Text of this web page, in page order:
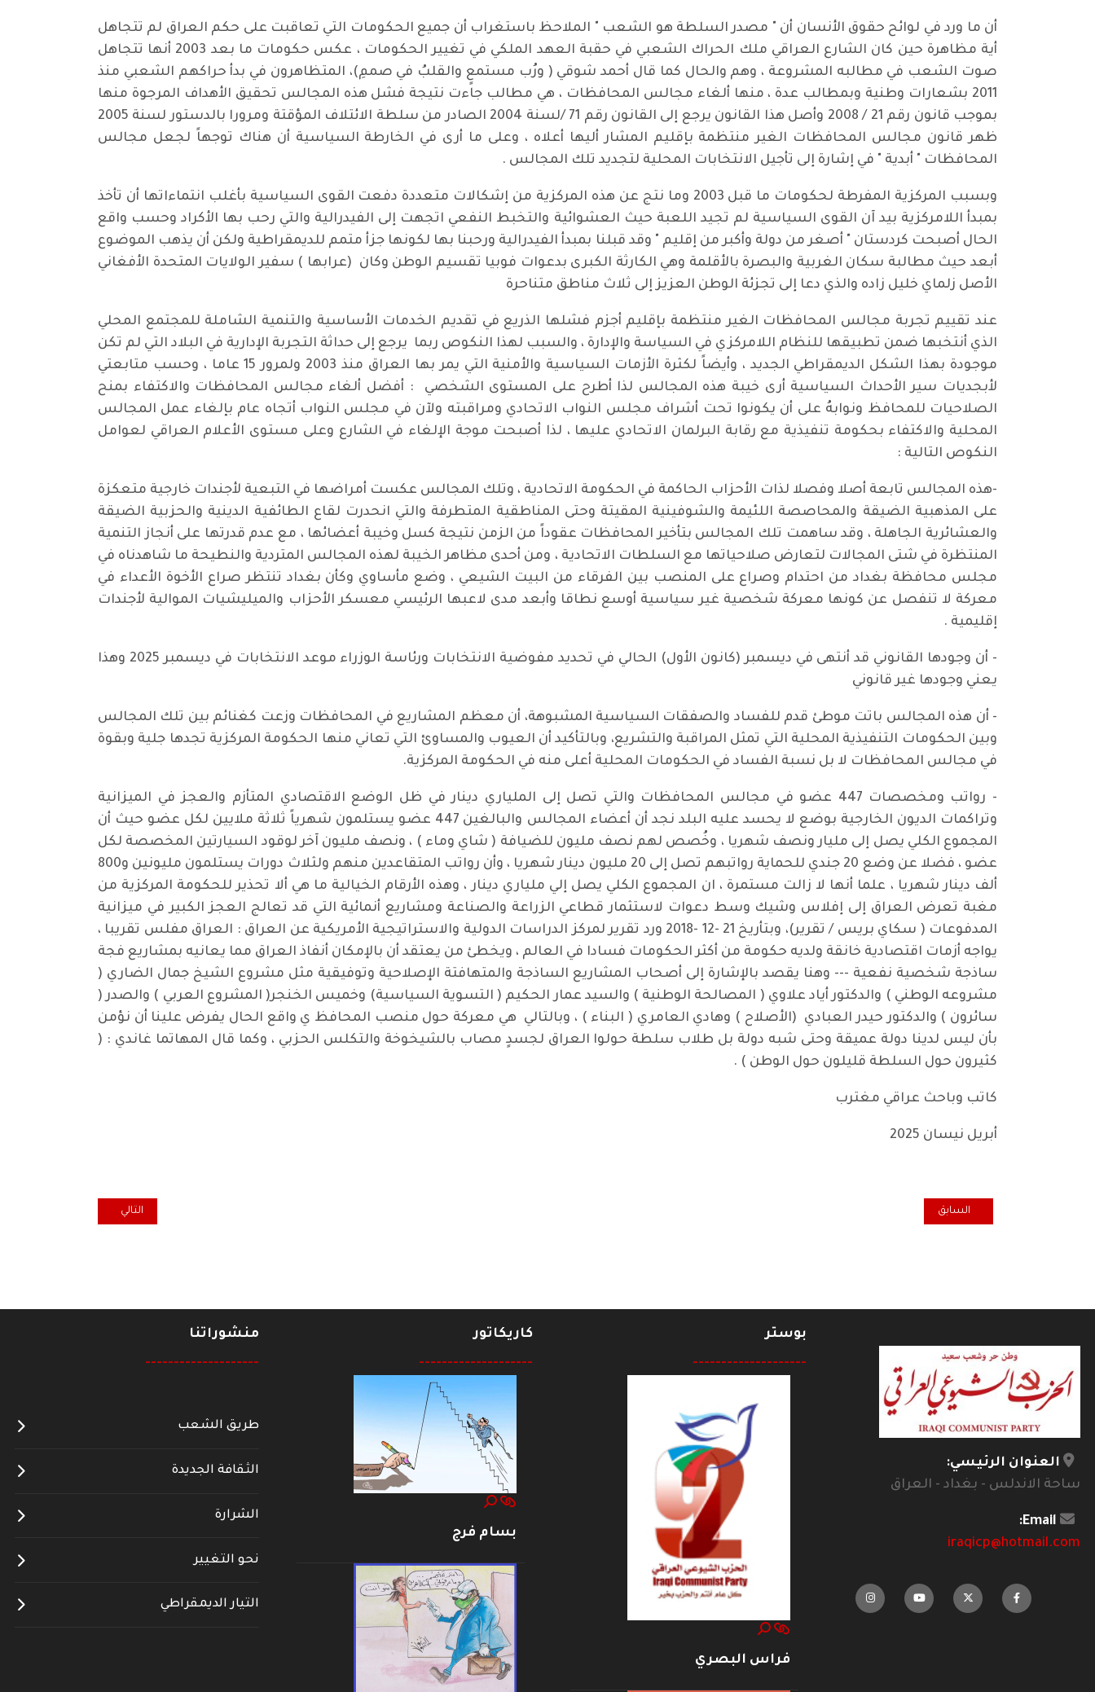
أن ما ورد في لوائح حقوق الأنسان أن " مصدر السلطة هو الشعب " الملاحظ باستغراب أن جميع الحكومات التي تعاقبت على حكم العراق لم تتجاهل
أية مظاهرة حين كان الشارع العراقي ملك الحراك الشعبي في حقبة العهد الملكي في تغيير الحكومات ، عكس حكومات ما بعد 2003 أنها تتجاهل
صوت الشعب في مطالبه المشروعة ، وهم والحال كما قال أحمد شوقي ( ورُب مستمعٍ والقلبُ في صممِ)، المتظاهرون في بدأ حراكهم الشعبي منذ
2011 بشعارات وطنية وبمطالب عدة ، منها ألغاء مجالس المحافظات ، هي مطالب جاءت نتيجة فشل هذه المجالس تحقيق الأهداف المرجوة منها
بموجب قانون رقم 21 / 2008 وأصل هذا القانون يرجع إلى القانون رقم 71 /لسنة 2004 الصادر من سلطة الائتلاف المؤقتة ومرورا بالدستور لسنة 2005
ظهر قانون مجالس المحافظات الغير منتظمة بإقليم المشار أليها أعلاه ، وعلى ما أرى في الخارطة السياسية أن هناك توجهاً لجعل مجالس
المحافظات " أبدية " في إشارة إلى تأجيل الانتخابات المحلية لتجديد تلك المجالس .
وبسبب المركزية المفرطة لحكومات ما قبل 2003 وما نتج عن هذه المركزية من إشكالات متعددة دفعت القوى السياسية بأغلب انتماءاتها أن تأخذ
بمبدأ اللامركزية بيد آن القوى السياسية لم تجيد اللعبة حيث العشوائية والتخبط النفعي اتجهت إلى الفيدرالية والتي رحب بها الأكراد وحسب واقع
الحال أصبحت كردستان " أصغر من دولة وأكبر من إقليم " وقد قبلنا بمبدأ الفيدرالية ورحبنا بها لكونها جزأ متمم للديمقراطية ولكن أن يذهب الموضوع
أبعد حيث مطالبة سكان الغربية والبصرة بالأقلمة وهي الكارثة الكبرى بدعوات فوبيا تقسيم الوطن وكان (عرابها ) سفير الولايات المتحدة الأفغاني
الأصل زلماي خليل زاده والذي دعا إلى تجزئة الوطن العزيز إلى ثلاث مناطق متناحرة
عند تقييم تجربة مجالس المحافظات الغير منتظمة بإقليم أجزم فشلها الذريع في تقديم الخدمات الأساسية والتنمية الشاملة للمجتمع المحلي
الذي أنتخبها ضمن تطبيقها للنظام اللامركزي في السياسة والإدارة ، والسبب لهذا النكوص ربما يرجع إلى حداثة التجربة الإدارية في البلاد التي لم تكن
موجودة بهذا الشكل الديمقراطي الجديد ، وأيضاً لكثرة الأزمات السياسية والأمنية التي يمر بها العراق منذ 2003 ولمرور 15 عاما ، وحسب متابعتي
لأبجديات سير الأحداث السياسية أرى خيبة هذه المجالس لذا أطرح على المستوى الشخصي : أفضل ألغاء مجالس المحافظات والاكتفاء بمنح
الصلاحيات للمحافظ ونوابهُ على أن يكونوا تحت أشراف مجلس النواب الاتحادي ومراقبته ولآن في مجلس النواب أتجاه عام بإلغاء عمل المجالس
المحلية والاكتفاء بحكومة تنفيذية مع رقابة البرلمان الاتحادي عليها ، لذا أصبحت موجة الإلغاء في الشارع وعلى مستوى الأعلام العراقي لعوامل
النكوص التالية :
-هذه المجالس تابعة أصلا وفصلا لذات الأحزاب الحاكمة في الحكومة الاتحادية ، وتلك المجالس عكست أمراضها في التبعية لأجندات خارجية متعكزة
على المذهبية الضيقة والمحاصصة اللئيمة والشوفينية المقيتة وحتى المناطقية المتطرفة والتي انحدرت لقاع الطائفية الدينية والحزبية الضيقة
والعشائرية الجاهلة ، وقد ساهمت تلك المجالس بتأخير المحافظات عقوداً من الزمن نتيجة كسل وخيبة أعضائها ، مع عدم قدرتها على أنجاز التنمية
المنتظرة في شتى المجالات لتعارض صلاحياتها مع السلطات الاتحادية ، ومن أحدى مظاهر الخيبة لهذه المجالس المتردية والنطيحة ما شاهدناه في
مجلس محافظة بغداد من احتدام وصراع على المنصب بين الفرقاء من البيت الشيعي ، وضع مأساوي وكأن بغداد تنتظر صراع الأخوة الأعداء في
معركة لا تنفصل عن كونها معركة شخصية غير سياسية أوسع نطاقا وأبعد مدى لاعبها الرئيسي معسكر الأحزاب والميليشيات الموالية لأجندات
إقليمية .
- أن وجودها القانوني قد أنتهى في ديسمبر (كانون الأول) الحالي في تحديد مفوضية الانتخابات ورئاسة الوزراء موعد الانتخابات في ديسمبر 2025 وهذا
يعني وجودها غير قانوني
- أن هذه المجالس باتت موطئ قدم للفساد والصفقات السياسية المشبوهة، أن معظم المشاريع في المحافظات وزعت كغنائم بين تلك المجالس
وبين الحكومات التنفيذية المحلية التي تمثل المراقبة والتشريع، وبالتأكيد أن العيوب والمساوئ التي تعاني منها الحكومة المركزية تجدها جلية وبقوة
في مجالس المحافظات لا بل نسبة الفساد في الحكومات المحلية أعلى منه في الحكومة المركزية.
- رواتب ومخصصات 447 عضو في مجالس المحافظات والتي تصل إلى الملياري دينار في ظل الوضع الاقتصادي المتأزم والعجز في الميزانية
وتراكمات الديون الخارجية بوضع لا يحسد عليه البلد نجد أن أعضاء المجالس والبالغين 447 عضو يستلمون شهرياً ثلاثة ملايين لكل عضو حيث أن
المجموع الكلي يصل إلى مليار ونصف شهريا ، وخُصص لهم نصف مليون للضيافة ( شاي وماء ) ، ونصف مليون آخر لوقود السيارتين المخصصة لكل
عضو ، فضلا عن وضع 20 جندي للحماية رواتبهم تصل إلى 20 مليون دينار شهريا ، وأن رواتب المتقاعدين منهم ولثلاث دورات يستلمون مليونين و800
ألف دينار شهريا ، علما أنها لا زالت مستمرة ، ان المجموع الكلي يصل إلي ملياري دينار ، وهذه الأرقام الخيالية ما هي ألا تحذير للحكومة المركزية من
مغبة تعرض العراق إلى إفلاس وشيك وسط دعوات لاستثمار قطاعي الزراعة والصناعة ومشاريع أنمائية التي قد تعالج العجز الكبير في ميزانية
المدفوعات ( سكاي بريس / تقرير)، وبتأريخ 21 -12 -2018 ورد تقرير لمركز الدراسات الدولية والاستراتيجية الأمريكية عن العراق : العراق مفلس تقريبا ،
يواجه أزمات اقتصادية خانقة ولديه حكومة من أكثر الحكومات فسادا في العالم ، ويخطئ من يعتقد أن بالإمكان أنفاذ العراق مما يعانيه بمشاريع فجة
ساذجة شخصية نفعية --- وهنا يقصد بالإشارة إلى أصحاب المشاريع الساذجة والمتهافتة الإصلاحية وتوفيقية مثل مشروع الشيخ جمال الضاري (
مشروعه الوطني ) والدكتور أياد علاوي ( المصالحة الوطنية ) والسيد عمار الحكيم ( التسوية السياسية) وخميس الخنجر( المشروع العربي ) والصدر (
سائرون ) والدكتور حيدر العبادي (الأصلاح ) وهادي العامري ( البناء ) ، وبالتالي هي معركة حول منصب المحافظ ي واقع الحال يفرض علينا أن نؤمن
بأن ليس لدينا دولة عميقة وحتى شبه دولة بل طلاب سلطة حولوا العراق لجسدٍ مصاب بالشيخوخة والتكلس الحزبي ، وكما قال المهاتما غاندي : (
كثيرون حول السلطة قليلون حول الوطن ) .
كاتب وباحث عراقي مغترب
أبريل نيسان 2025
المقال السابق: إعلاميو العالم مدعوون للمشاركة في
السابق المقال التالي: الديون الداخلية
التالي
العنوان الرئيسي:
ساحة الاندلس - بغداد - العراق
Email:
iraqicp@hotmail.com
بوستر
--------------------
فراس البصري
كاريكاتور
--------------------
بسام فرج
منشوراتنا
--------------------
طريق الشعب
الثقافة الجديدة
الشرارة
نحو التغيير
التيار الديمقراطي